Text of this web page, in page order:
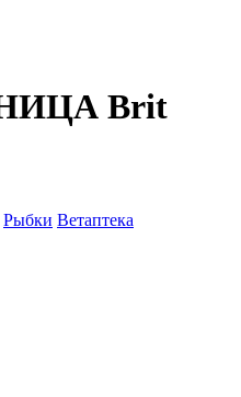
Brit
Рыбки Ветаптека